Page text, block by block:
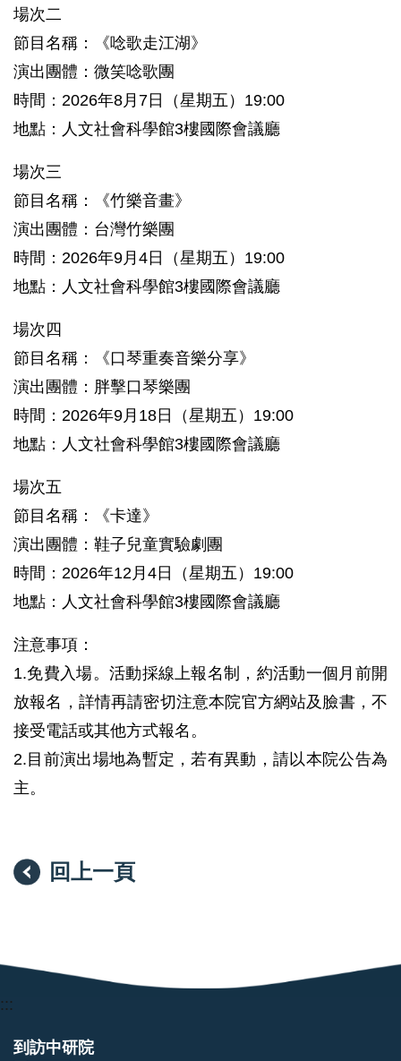
場次二
節目名稱：《唸歌走江湖》
演出團體：微笑唸歌團
時間：2026年8月7日（星期五）19:00
地點：人文社會科學館3樓國際會議廳
場次三
節目名稱：《竹樂音畫》
演出團體：台灣竹樂團
時間：2026年9月4日（星期五）19:00
地點：人文社會科學館3樓國際會議廳
場次四
節目名稱：《口琴重奏音樂分享》
演出團體：胖擊口琴樂團
時間：2026年9月18日（星期五）19:00
地點：人文社會科學館3樓國際會議廳
場次五
節目名稱：《卡達》
演出團體：鞋子兒童實驗劇團
時間：2026年12月4日（星期五）19:00
地點：人文社會科學館3樓國際會議廳
注意事項：
1.免費入場。活動採線上報名制，約活動一個月前開
放報名，詳情再請密切注意本院官方網站及臉書，不
接受電話或其他方式報名。
2.目前演出場地為暫定，若有異動，請以本院公告為
主。
回上一頁
:::
到訪中研院